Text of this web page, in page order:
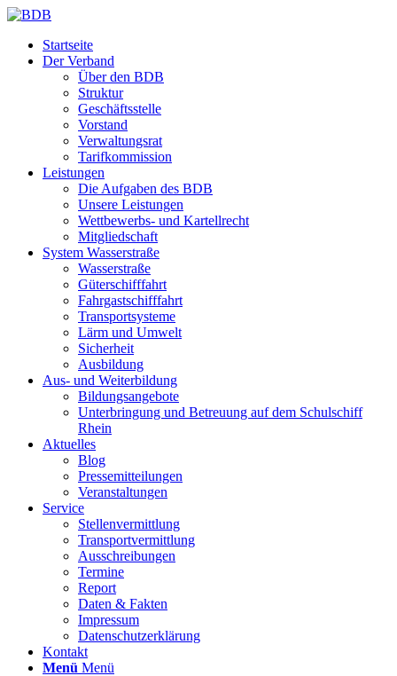
Startseite
Der Verband
Über den BDB
Struktur
Geschäftsstelle
Vorstand
Verwaltungsrat
Tarifkommission
Leistungen
Die Aufgaben des BDB
Unsere Leistungen
Wettbewerbs- und Kartellrecht
Mitgliedschaft
System Wasserstraße
Wasserstraße
Güterschifffahrt
Fahrgastschifffahrt
Transportsysteme
Lärm und Umwelt
Sicherheit
Ausbildung
Aus- und Weiterbildung
Bildungsangebote
Unterbringung und Betreuung auf dem Schulschiff
Rhein
Aktuelles
Blog
Pressemitteilungen
Veranstaltungen
Service
Stellenvermittlung
Transportvermittlung
Ausschreibungen
Termine
Report
Daten & Fakten
Impressum
Datenschutzerklärung
Kontakt
Menü Menü